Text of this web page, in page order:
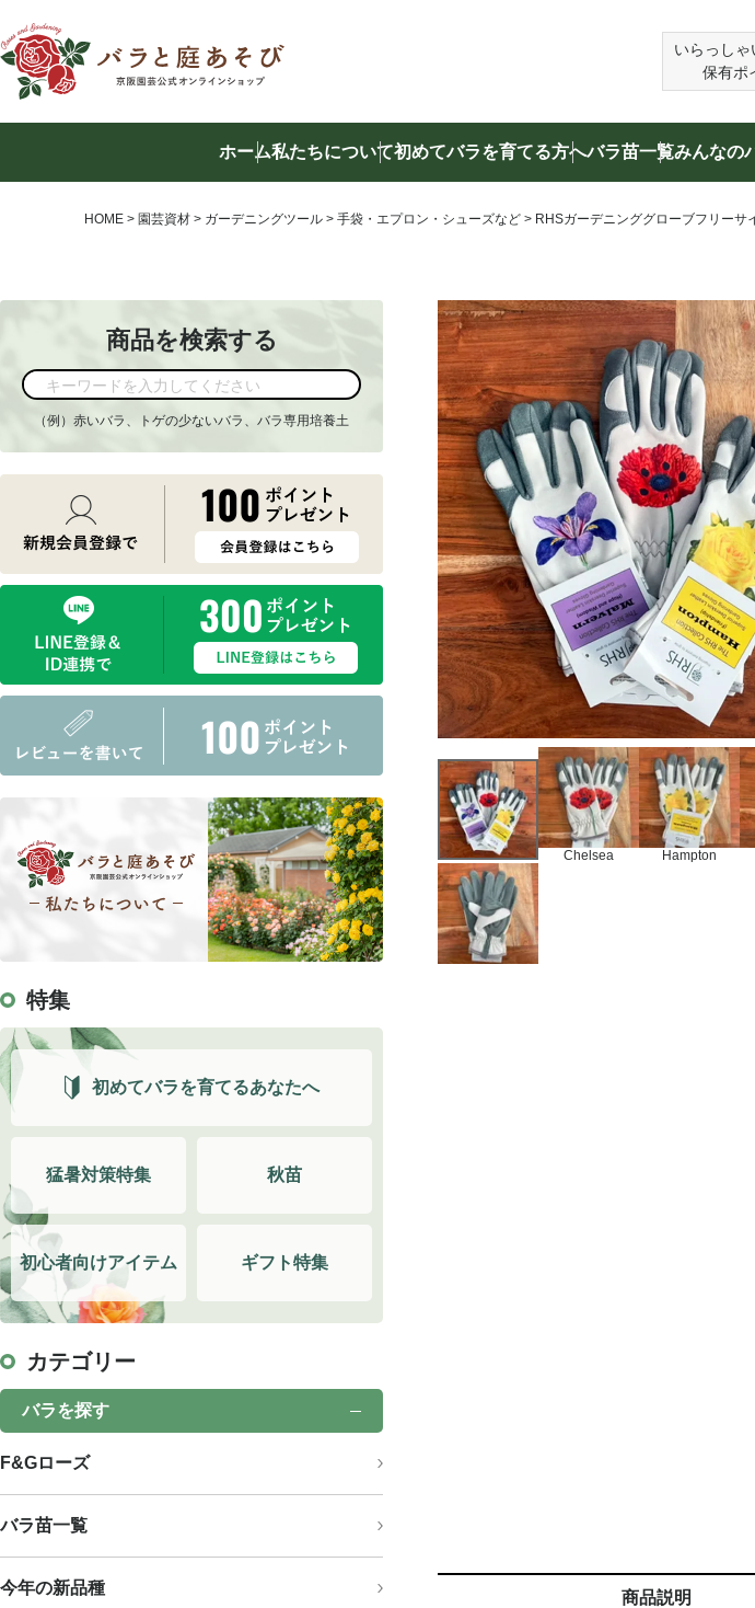
いらっしゃ
保有ポ
ホーム私たちについて初めてバラを育てる方へバラ苗一覧みんなの
商品を検索する
HOME 園芸資材 ガーデニングツール 手袋・エプロン・シューズなど RHSガーデニンググローブフリーサ
商品を検索する
（例）赤いバラ、トゲの少ないバラ、バラ専用培養土
特集
初めてバラを育てるあなたへ
猛暑対策特集 秋苗
初心者向けアイテム ギフト特集
カテゴリー
バラを探す
F&Gローズ
バラ苗一覧
今年の新品種
Chelsea Hampton
商品説明